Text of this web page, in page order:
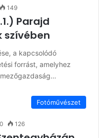
149
Parajd
szívében
a kapcsolódó
forrást, amelyhez
Fotóművészet
0 126